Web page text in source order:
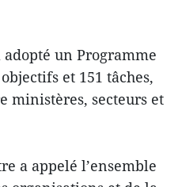
un Programme
et 151 tâches,
ministères, secteurs et
a appelé l’ensemble